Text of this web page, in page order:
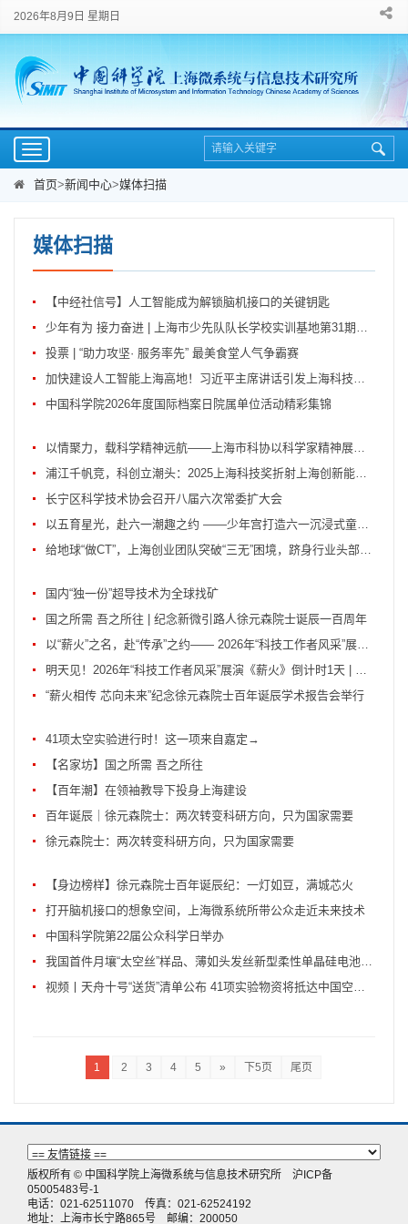
2026年8月9日 星期日
Toggle
navigation
首页>新闻中心>媒体扫描
媒体扫描
【中经社信号】人工智能成为解锁脑机接口的关键钥匙
少年有为 接力奋进 | 上海市少先队队长学校实训基地第31期暑期集训侧记
投票 | “助力攻坚· 服务率先” 最美食堂人气争霸赛
加快建设人工智能上海高地！习近平主席讲话引发上海科技界热烈反响
中国科学院2026年度国际档案日院属单位活动精彩集锦
以情聚力，载科学精神远航——上海市科协以科学家精神展演赋能高水平科技自立自强
浦江千帆竞，科创立潮头：2025上海科技奖折射上海创新能级持续跃升
长宁区科学技术协会召开八届六次常委扩大会
以五育星光，赴六一潮趣之约 ——少年宫打造六一沉浸式童趣盛宴
给地球“做CT”，上海创业团队突破“三无”困境，跻身行业头部拿下海外订单
国内“独一份”超导技术为全球找矿
国之所需 吾之所往 | 纪念新微引路人徐元森院士诞辰一百周年
以“薪火”之名，赴“传承”之约—— 2026年“科技工作者风采”展演再起新篇
明天见！2026年“科技工作者风采”展演《薪火》倒计时1天 | 一键预约+观演中奖名单...
“薪火相传 芯向未来”纪念徐元森院士百年诞辰学术报告会举行
41项太空实验进行时！这一项来自嘉定→
【名家坊】国之所需 吾之所往
【百年潮】在领袖教导下投身上海建设
百年诞辰｜徐元森院士：两次转变科研方向，只为国家需要
徐元森院士：两次转变科研方向，只为国家需要
【身边榜样】徐元森院士百年诞辰纪：一灯如豆，满城芯火
打开脑机接口的想象空间，上海微系统所带公众走近未来技术
中国科学院第22届公众科学日举办
我国首件月壤“太空丝”样品、薄如头发丝新型柔性单晶硅电池随天舟十号开展太空实验
视频丨天舟十号“送货”清单公布 41项实验物资将抵达中国空间站
1 2 3 4 5 » 下5页 尾页
版权所有 © 中国科学院上海微系统与信息技术研究所 沪ICP备
05005483号-1
电话：021-62511070 传真：021-62524192
地址：上海市长宁路865号 邮编：200050